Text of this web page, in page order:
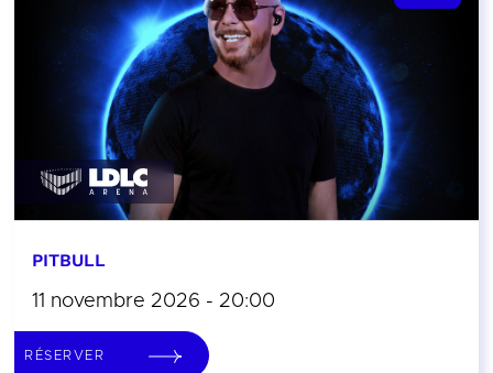
PITBULL
11 novembre 2026 - 20:00
RÉSERVER